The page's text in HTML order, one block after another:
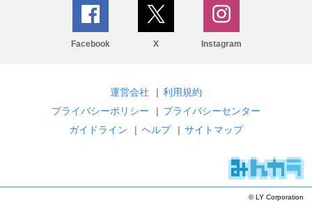
Facebook X Instagram
運営会社 | 利用規約
プライバシーポリシー
| プライバシーセンター
ガイドライン
| ヘルプ | サイトマップ
© LY Corporation